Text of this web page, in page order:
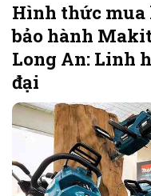
Hình thức
bảo hành
Long An: Linh
đại